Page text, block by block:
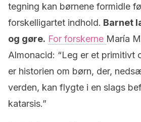
tegning kan børnene formidle
forskelligartet indhold. Barnet
og gøre. For forskerne María
Almonacid: “Leg er et primitivt
er historien om børn, der,
verden, kan flygte i en slags
katarsis.”